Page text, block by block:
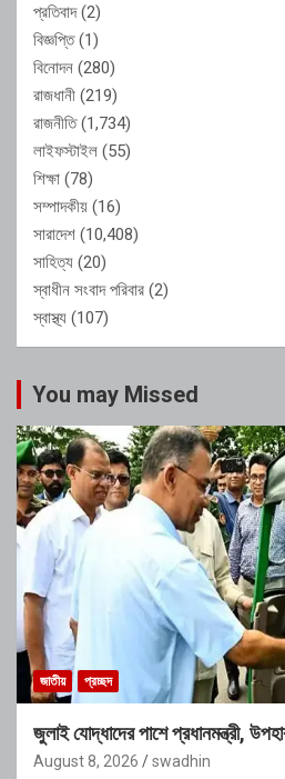
প্রতিবাদ(2)
বিজ্ঞপ্তি(1)
বিনোদন (280)
রাজধানী (219)
রাজনীতি(1,734)
লাইফস্টাইল (55)
শিক্ষা (78)
সম্পাদকীয় (16)
সারাদেশ (10,408)
সাহিত্য (20)
স্বাধীন সংবাদ পরিবার (2)
স্বাস্থ্য (107)
You may Missed
জাতীয় প্রচ্ছদ
জুলাই যোদ্ধাদের পাশে প্রধানমন্ত্রী,
August 8, 2026 swadhin